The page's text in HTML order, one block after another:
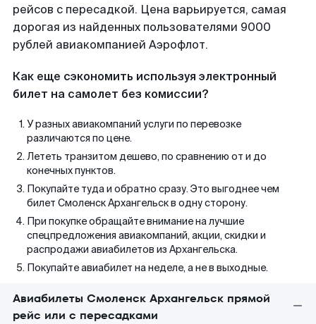
рейсов с пересадкой. Цена варьируется, самая
дорогая из найденных пользователями 9000
рублей авиакомпанией Аэрофлот.
Как еще сэкономить используя электронный
билет на самолет без комиссии?
У разных авиакомпаний услуги по перевозке
различаются по цене.
Лететь транзитом дешево, по сравнению от и до
конечных пунктов.
Покупайте туда и обратно сразу. Это выгоднее чем
билет Смоленск Архангельск в одну сторону.
При покупке обращайте внимание на лучшие
спецпредложения авиакомпаний, акции, скидки и
распродажи авиабилетов из Архангельска.
Покупайте авиабилет на неделе, а не в выходные.
Авиабилеты Смоленск Архангельск прямой
рейс или с пересадками